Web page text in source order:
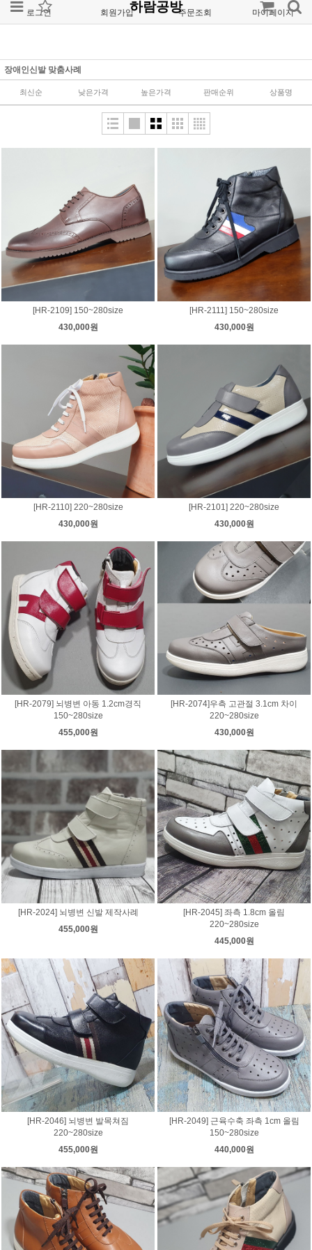
로그인 회원가입 주문조회 마이페이지
하람공방
장애인신발 맞춤사례
최신순 낮은가격 높은가격 판매순위 상품명
[HR-2109] 150~280size
430,000원
[HR-2111] 150~280size
430,000원
[HR-2110] 220~280size
430,000원
[HR-2101] 220~280size
430,000원
[HR-2079] 뇌병변 아동 1.2cm경직
150~280size
455,000원
[HR-2074]우측 고관절 3.1cm 차이
220~280size
430,000원
[HR-2024] 뇌병변 신발 제작사례
455,000원
[HR-2045] 좌측 1.8cm 올림
220~280size
445,000원
[HR-2046] 뇌병변 발목쳐짐
220~280size
455,000원
[HR-2049] 근육수축 좌측 1cm 올림
150~280size
440,000원